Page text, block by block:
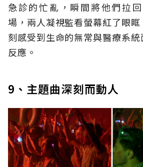
急診的忙亂，瞬間將他們拉
場，兩人凝視監看螢幕紅了眼
刻感受到生命的無常與醫療系
反應。
9、主題曲深刻而動人